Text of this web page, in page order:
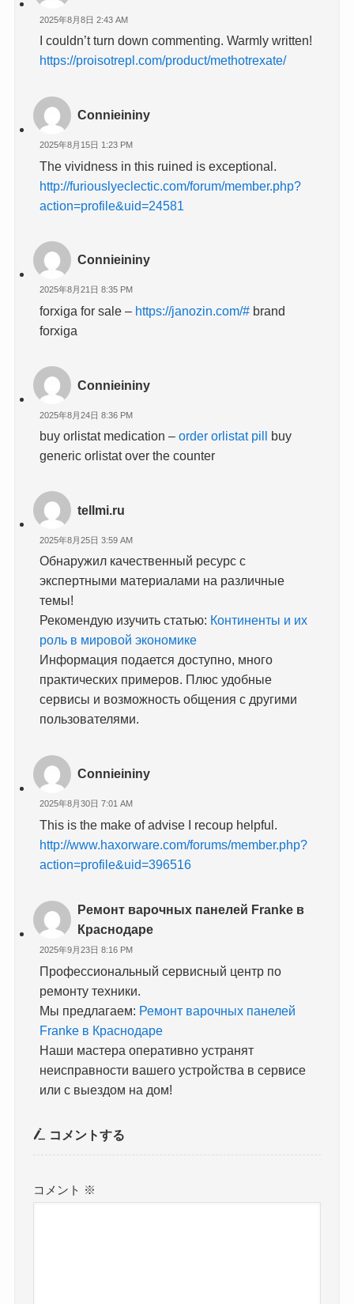
2025年8月8日 2:43 AM
I couldn’t turn down commenting. Warmly written!
https://proisotrepl.com/product/methotrexate/
Connieininy
2025年8月15日 1:23 PM
The vividness in this ruined is exceptional.
http://furiouslyeclectic.com/forum/member.php?
action=profile&uid=24581
Connieininy
2025年8月21日 8:35 PM
forxiga for sale – https://janozin.com/# brand
forxiga
Connieininy
2025年8月24日 8:36 PM
buy orlistat medication –order orlistat pill buy
generic orlistat over the counter
tellmi.ru
2025年8月25日 3:59 AM
Обнаружил качественный ресурс с
экспертными материалами на различные
темы!
Рекомендую изучить статью: Континенты и их
роль в мировой экономике
Информация подается доступно, много
практических примеров. Плюс удобные
сервисы и возможность общения с другими
пользователями.
Connieininy
2025年8月30日 7:01 AM
This is the make of advise I recoup helpful.
http://www.haxorware.com/forums/member.php?
action=profile&uid=396516
Ремонт варочных панелей Franke в
Краснодаре
2025年9月23日 8:16 PM
Профессиональный сервисный центр по
ремонту техники.
Мы предлагаем: Ремонт варочных панелей
Franke в Краснодаре
Наши мастера оперативно устранят
неисправности вашего устройства в сервисе
или с выездом на дом!
コメントする
コメント ※